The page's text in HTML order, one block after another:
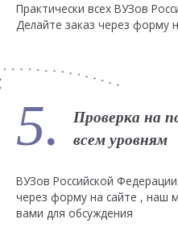
Практически всех ВУЗов
Делайте заказ через форму
5.
Проверка на
всем уровням
ВУЗов Российской
через форму на сайте , наш
вами для обсуждения